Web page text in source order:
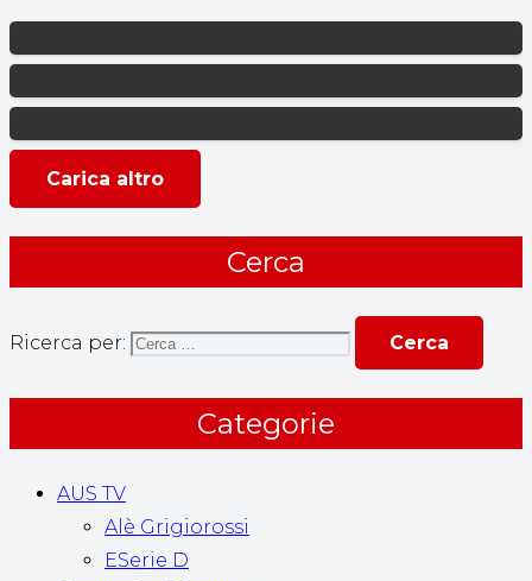
Carica altro
Cerca
Ricerca per:
Categorie
AUS TV
Alè Grigiorossi
ESerie D